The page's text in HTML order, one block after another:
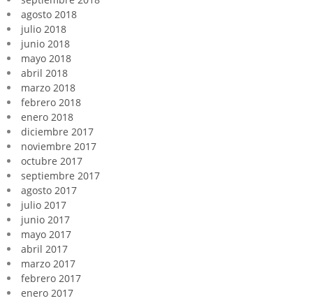
agosto 2018
julio 2018
junio 2018
mayo 2018
abril 2018
marzo 2018
febrero 2018
enero 2018
diciembre 2017
noviembre 2017
octubre 2017
septiembre 2017
agosto 2017
julio 2017
junio 2017
mayo 2017
abril 2017
marzo 2017
febrero 2017
enero 2017